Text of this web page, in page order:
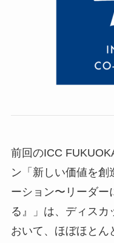
前回のICC
ン「新しい価値を
ーション〜リーダー
る』」は、ディスカ
おいて、ほぼほとん